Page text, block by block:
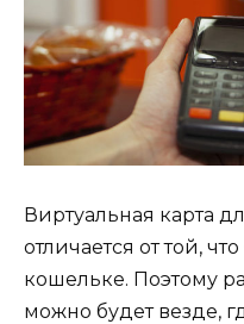
Виртуальная карта
отличается от той,
кошельке. Поэтому
можно будет везде,